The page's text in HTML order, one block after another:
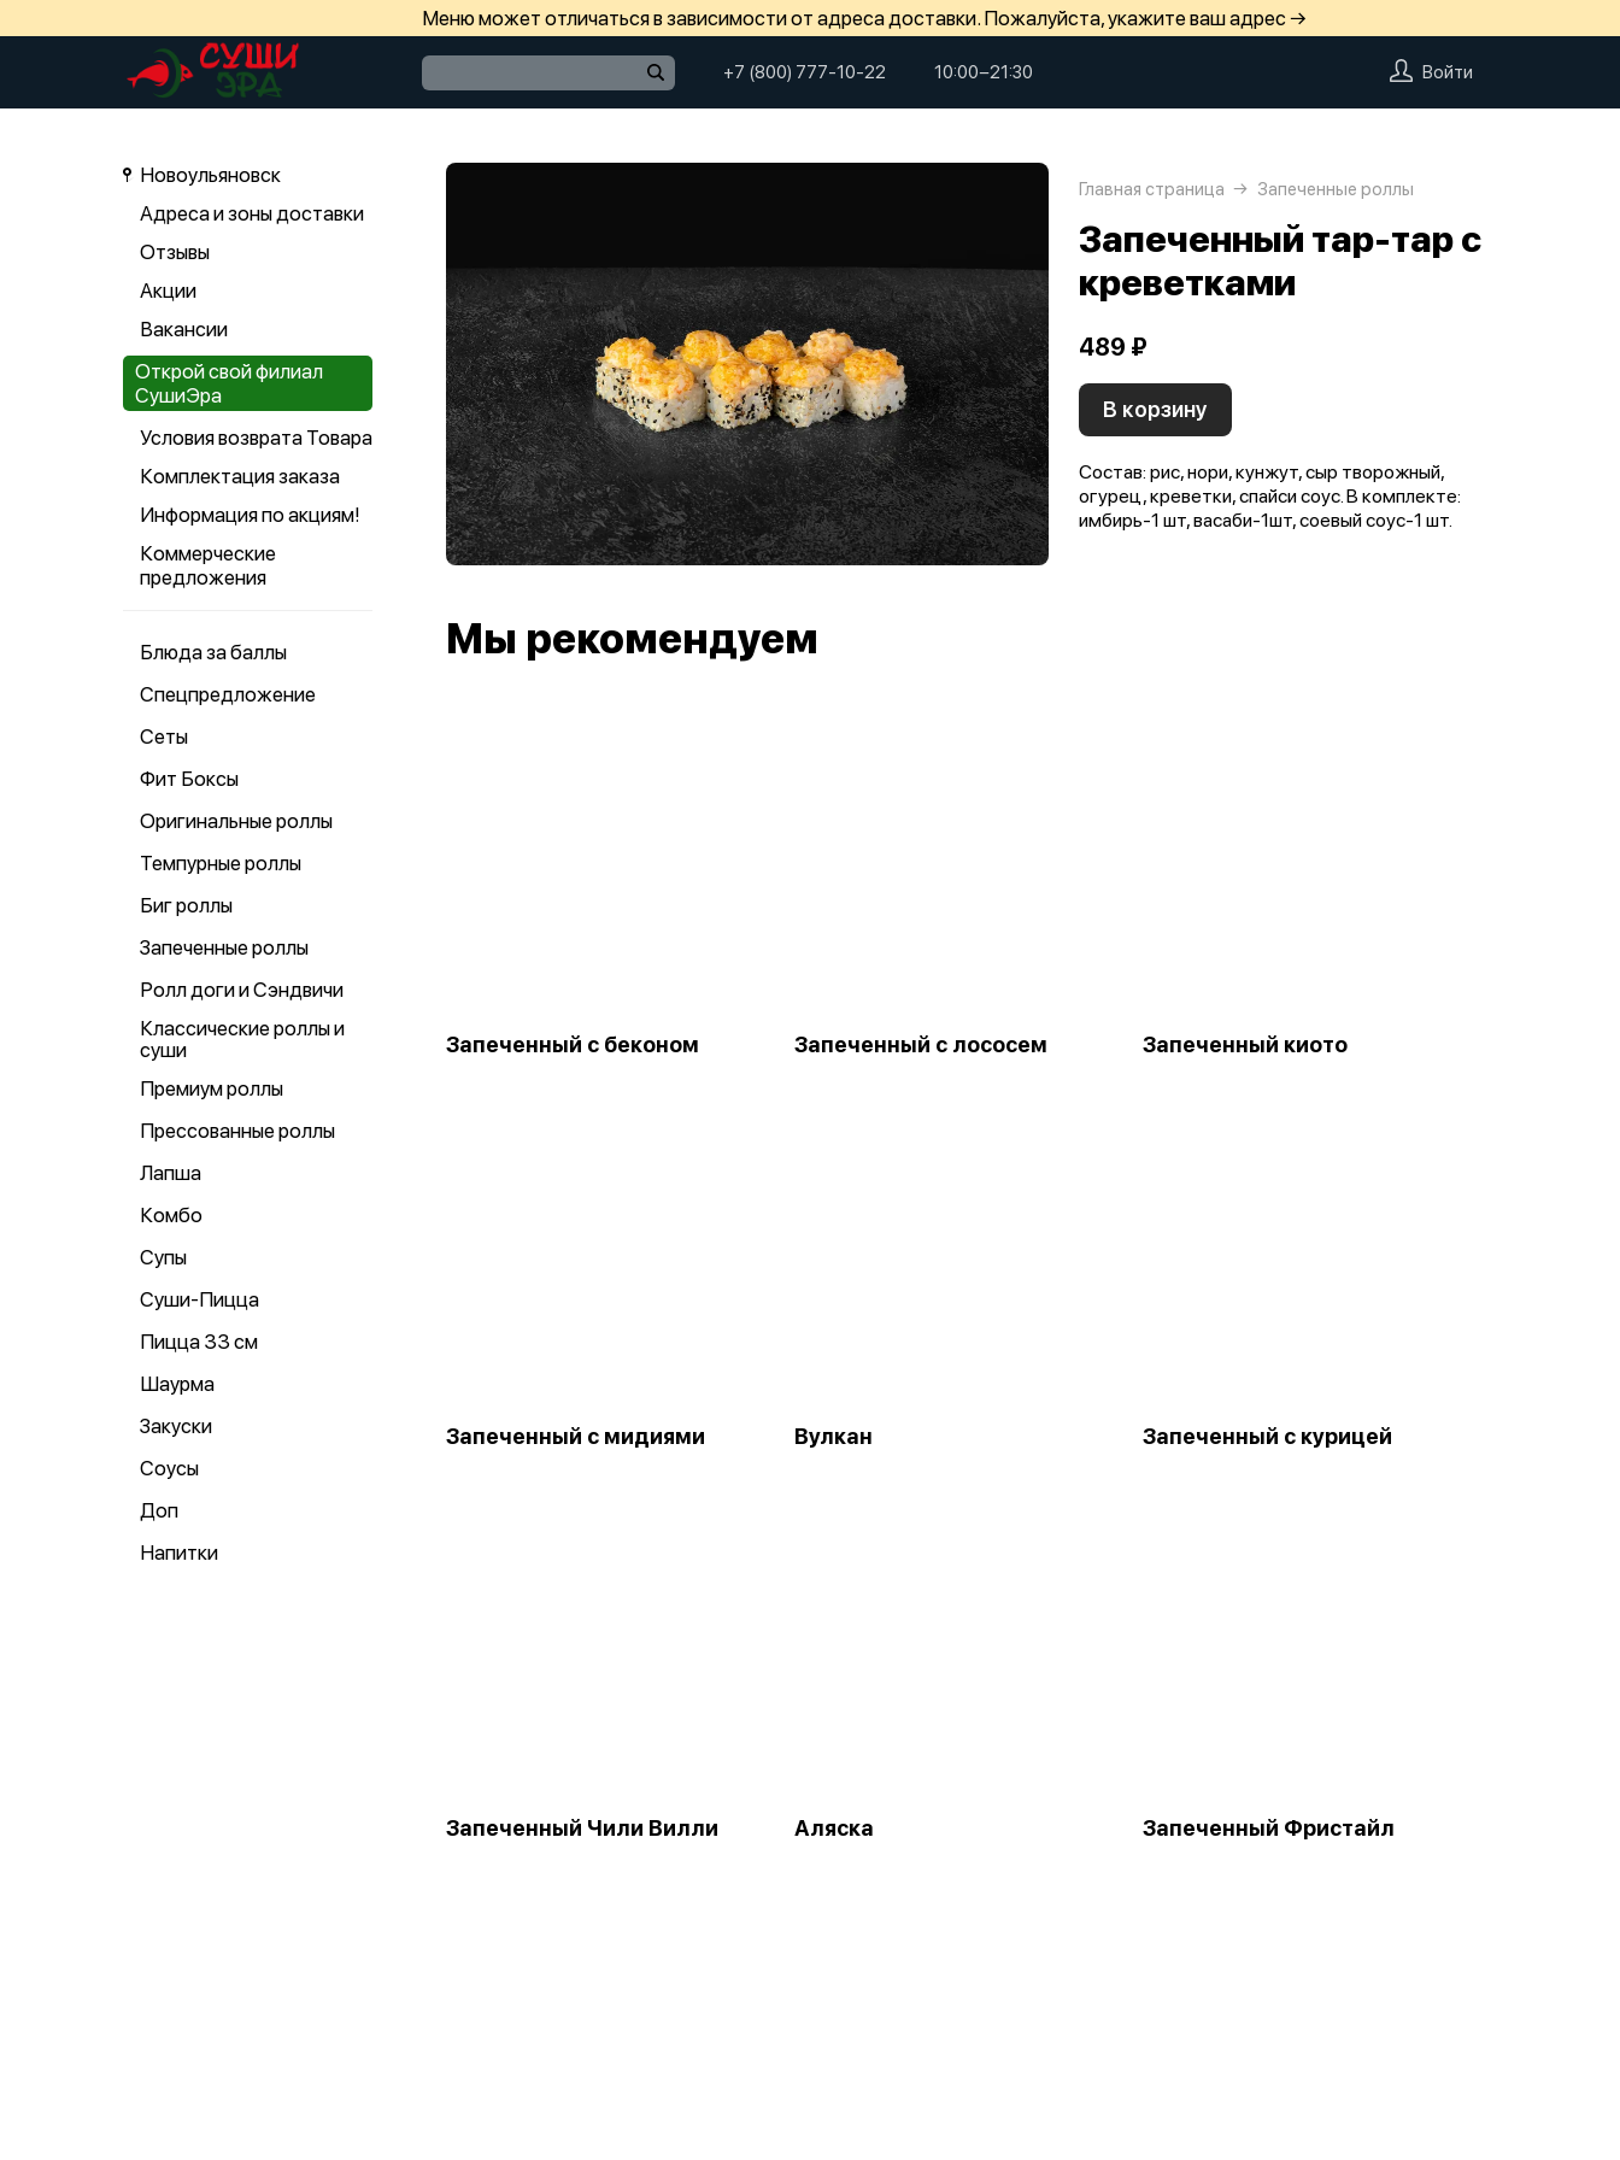
Меню может отличаться в зависимости от адреса доставки. Пожалуйста, укажите ваш адрес →
+7 (800) 777-10-22 10:00−21:30 Войти
Новоульяновск
Адреса и зоны доставки
Отзывы
Акции
Вакансии
Открой свой филиал
СушиЭра
Условия возврата Товара
Комплектация заказа
Информация по акциям!
Коммерческие
предложения
Блюда за баллы
Спецпредложение
Сеты
Фит Боксы
Оригинальные роллы
Темпурные роллы
Биг роллы
Запеченные роллы
Ролл доги и Сэндвичи
Классические роллы и
суши
Премиум роллы
Прессованные роллы
Лапша
Комбо
Супы
Суши-Пицца
Пицца 33 см
Шаурма
Закуски
Соусы
Доп
Напитки
Главная страница Запеченные роллы
Запеченный тар-тар с
креветками
489 ₽
В корзину
Состав: рис, нори, кунжут, сыр творожный,
огурец, креветки, спайси соус. В комплекте:
имбирь-1 шт, васаби-1шт, соевый соус-1 шт.
Мы рекомендуем
Запеченный с беконом Запеченный с лососем Запеченный киото
Запеченный с мидиями Вулкан Запеченный с курицей
Запеченный Чили Вилли Аляска Запеченный Фристайл